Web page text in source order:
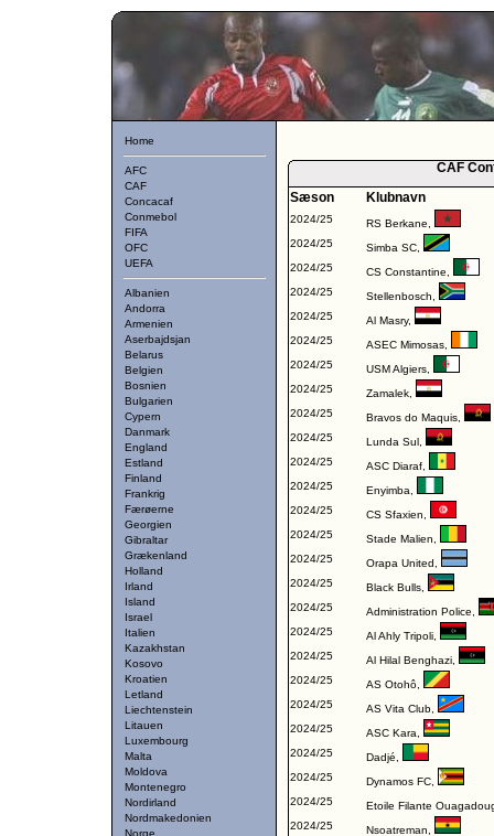
Home
AFC
CAF
Concacaf
Conmebol
FIFA
OFC
UEFA
Albanien
Andorra
Armenien
Aserbajdsjan
Belarus
Belgien
Bosnien
Bulgarien
Cypern
Danmark
England
Estland
Finland
Frankrig
Færøerne
Georgien
Gibraltar
Grækenland
Holland
Irland
Island
Israel
Italien
Kazakhstan
Kosovo
Kroatien
Letland
Liechtenstein
Litauen
Luxembourg
Malta
Moldova
Montenegro
Nordirland
Nordmakedonien
Norge
CAF
Sæson
Klubnavn
2024/25 RS Berkane
2024/25
Simba SC
2024/25
CS Constantine
2024/25
Stellenbosch
2024/25
Al Masry,
2024/25
ASEC Mimosas
2024/25
USM Algiers
2024/25
Zamalek
2024/25
Bravos do Maquis
2024/25
Lunda Sul
2024/25
ASC Diaraf
2024/25
Enyimba
2024/25
CS Sfaxien
2024/25
Stade Malien
2024/25
Orapa United
2024/25
Black Bulls
2024/25
Administration Police
2024/25
Al Ahly Tripoli
2024/25
Al Hilal Benghazi
2024/25
AS Otohô
2024/25
AS Vita Club
2024/25
ASC Kara
2024/25
Dadjé
2024/25
Dynamos FC
2024/25
Etoile Filante
2024/25
Nsoatreman